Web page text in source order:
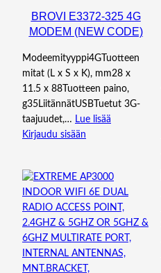
BROVI E3372-325 4G
MODEM (NEW CODE)
Modeemityyppi4GTuotteen
mitat (L x S x K), mm28 x
11.5 x 88Tuotteen paino,
g35LiitännätUSBTuetut 3G-
taajuudet,… Lue lisää
Kirjaudu sisään